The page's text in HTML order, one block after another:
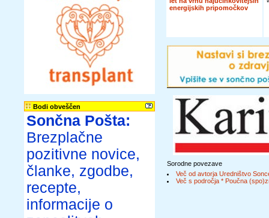
Bodi obveščen
Sončna Pošta:
Brezplačne
pozitivne novice,
članke, zgodbe,
recepte,
informacije o
energijskih pripomočkov
Sorodne povezave
Več od avtorja Uredništvo
Več s področja * Poučna